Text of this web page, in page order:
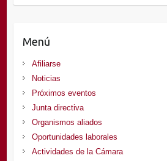
Menú
Afiliarse
Noticias
Próximos eventos
Junta directiva
Organismos aliados
Oportunidades laborales
Actividades de la Cámara